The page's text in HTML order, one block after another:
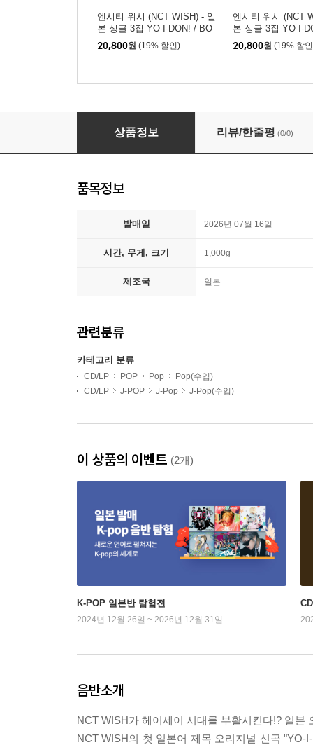
엔시티 위시 (NCT WISH) - 일
본 싱글 3집 YO-I-DON! / BO
Y MEETS GIRL [통상판 BO
Y MEETS GIRL Ver.]
20,800원 (19% 할인)
엔시티 위시 (NCT
본 싱글 3집 YO-I-
Y MEETS GIRL [
I-DON! Ver.]
20,800원 (19% 할
엔시티 위시 (NCT WISH) - 일본 싱글 3집 YO-
상품정보 리뷰/한줄평 (0/0)
품목정보
발매일 2026년 07월 16일
시간, 무게, 크기 1,000g
제조국 일본
관련분류
카테고리 분류
CD/LP POP Pop
Pop(수입)
CD/LP
J-POP J-Pop J-Pop(수입)
이 상품의 이벤트 (2개)
K-POP 일본반 탐험전
2024년 12월 26일 ~ 2026년 12월 31일
음반소개
NCT WISH가 헤이세이 시대를 부활시킨다!? 일본
NCT WISH의 첫 일본어 제목 오리지널 신곡